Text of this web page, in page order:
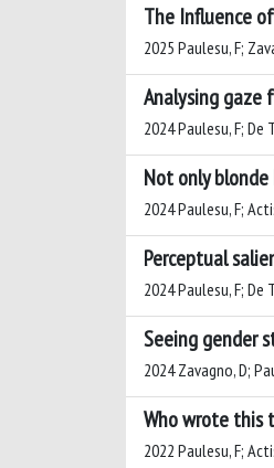
The Influence
2025 Paulesu, F;
Analysing gaze
2024 Paulesu, F; De
Not only
2024 Paulesu, F;
Perceptual
2024 Paulesu, F; De
Seeing gender
2024 Zavagno, D;
Who wrote this
2022 Paulesu, F;